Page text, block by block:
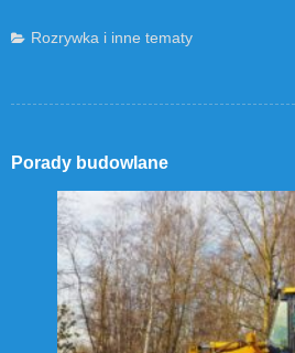
Rozrywka i inne tematy
Porady budowlane